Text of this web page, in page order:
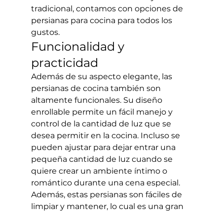
tradicional, contamos con opciones de
persianas para cocina para todos los
gustos.
Funcionalidad y
practicidad
Además de su aspecto elegante, las
persianas de cocina también son
altamente funcionales. Su diseño
enrollable permite un fácil manejo y
control de la cantidad de luz que se
desea permitir en la cocina. Incluso se
pueden ajustar para dejar entrar una
pequeña cantidad de luz cuando se
quiere crear un ambiente íntimo o
romántico durante una cena especial.
Además, estas persianas son fáciles de
limpiar y mantener, lo cual es una gran